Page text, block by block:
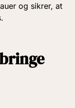
og sikrer, at